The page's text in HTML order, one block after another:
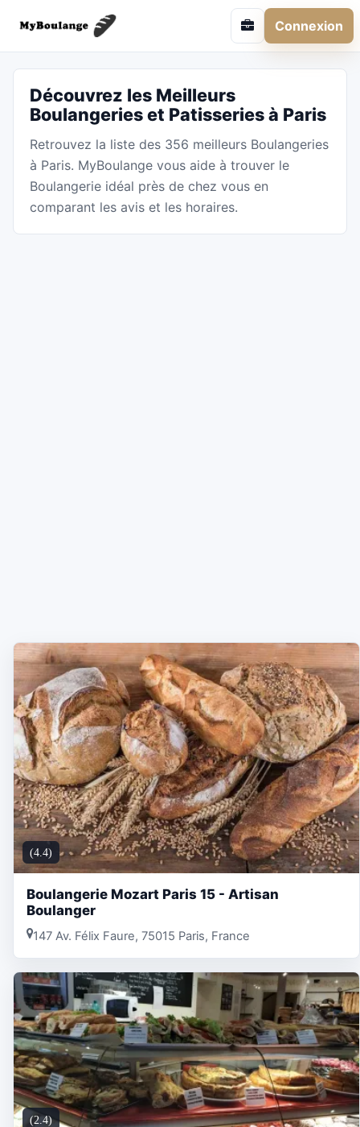
Connexion
Découvrez les Meilleurs
Boulangeries et Patisseries à Paris
Retrouvez la liste des 356 meilleurs Boulangeries
à Paris. MyBoulange vous aide à trouver le
Boulangerie idéal près de chez vous en
comparant les avis et les horaires.
(4.4)
Boulangerie Mozart Paris 15 - Artisan
Boulanger
147 Av. Félix Faure, 75015 Paris, France
(2.4)